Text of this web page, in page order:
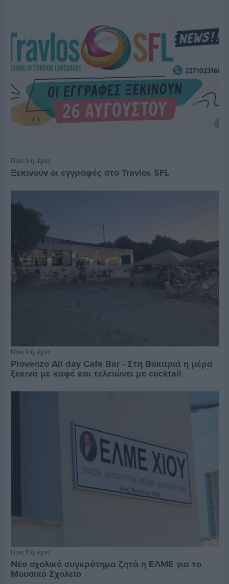
Πριν 9 ημέρες
Ξεκινούν οι εγγραφές στο Travlos SFL
Πριν 9 ημέρες
Provenzo All day Cafe Bar - Στη Βοκαριά η μέρα
ξεκινά με καφέ και τελειώνει με cocktail
Πριν 11 ημέρες
Νέο σχολικό συγκρότημα ζητά η ΕΛΜΕ για το
Μουσικό Σχολείο